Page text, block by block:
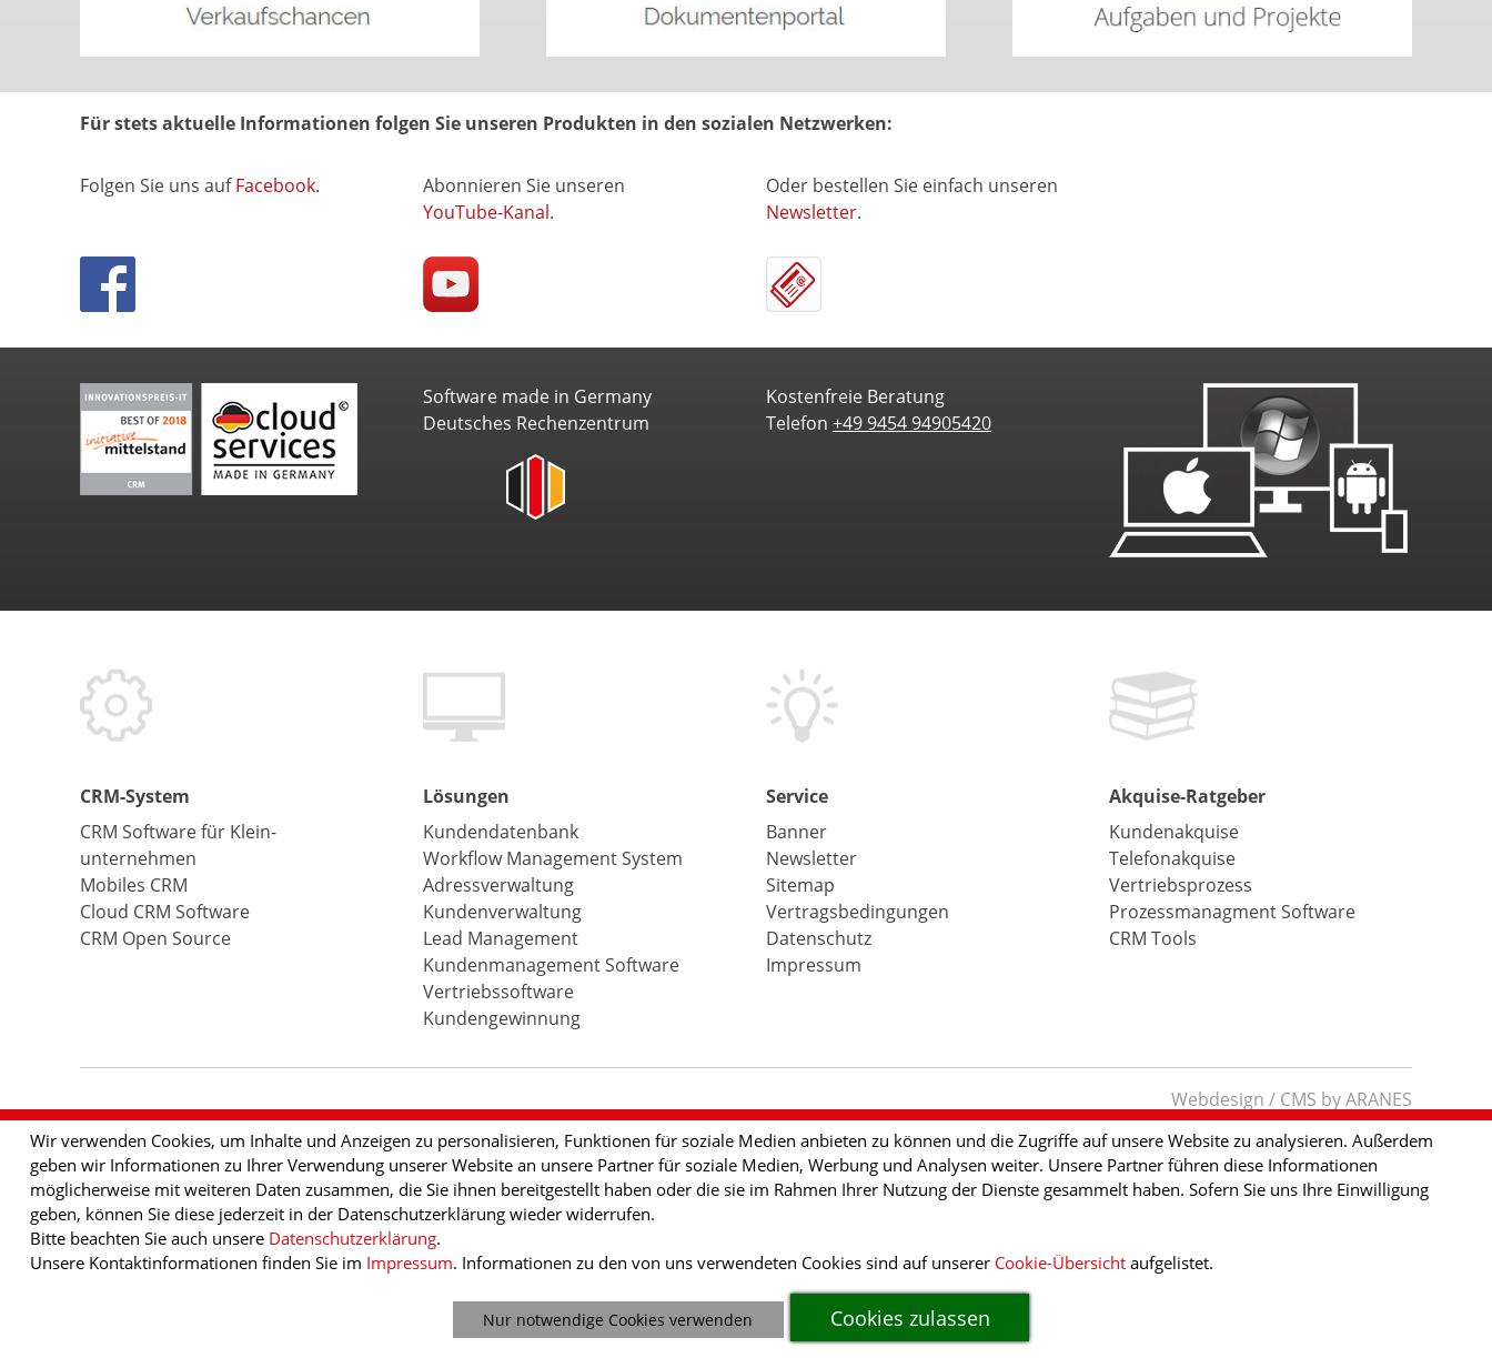
CRM-System
CRM Software für Klein­
unternehmen
Mobiles CRM
Cloud CRM Software
CRM Open Source
Lösungen
Kundendatenbank
Workflow Management System
Adressverwaltung
Kundenverwaltung
Lead Management
Kundenmanagement Software
Vertriebssoftware
Kundengewinnung
Service
Banner
Newsletter
Sitemap
Vertragsbedingungen
Datenschutz
Impressum
Akquise-Ratgeber
Kundenakquise
Telefonakquise
Vertriebsprozess
Prozessmanagment Software
CRM Tools
Für stets aktuelle Informationen folgen Sie unseren Produkten in den sozialen Netzwerken:
Folgen Sie uns aufFacebook.
Abonnieren Sie unseren
YouTube-Kanal.
Oder bestellen Sie einfach unseren
Newsletter.
Software made in Germany
Deutsches Rechenzentrum
Kostenfreie Beratung
Telefon +49 9454 94905420
Webdesign / CMS by ARANES
Wir verwenden Cookies, um Inhalte und Anzeigen zu personalisieren, Funktionen für soziale Medien anbieten zu können und die Zugriffe auf unsere Website zu analysieren. Außerdem
geben wir Informationen zu Ihrer Verwendung unserer Website an unsere Partner für soziale Medien, Werbung und Analysen weiter. Unsere Partner führen diese Informationen
möglicherweise mit weiteren Daten zusammen, die Sie ihnen bereitgestellt haben oder die sie im Rahmen Ihrer Nutzung der Dienste gesammelt haben. Sofern Sie uns Ihre Einwilligung
geben, können Sie diese jederzeit in der Datenschutzerklärung wieder widerrufen.
Bitte beachten Sie auch unsere Datenschutzerklärung.
Unsere Kontaktinformationen finden Sie im Impressum. Informationen zu den von uns verwendeten Cookies sind auf unserer Cookie-Übersichtaufgelistet.
Nur notwendige Cookies verwenden Cookies zulassen